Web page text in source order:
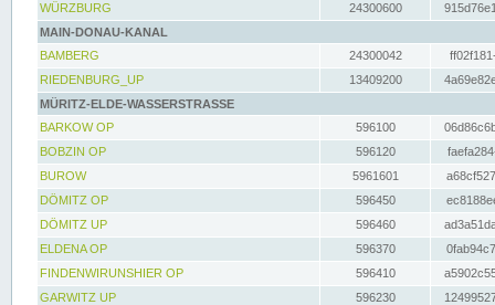
WÜRZBURG
24300600
MAIN-DONAU-KANAL
BAMBERG
24300042
RIEDENBURG_UP
13409200
MÜRITZ-ELDE-WASSERSTRASSE
BARKOW OP
596100
BOBZIN OP
596120
BUROW
5961601
DÖMITZ OP
596450
DÖMITZ UP
596460
ELDENA OP
596370
FINDENWIRUNSHIER OP
596410
GARWITZ UP
596230